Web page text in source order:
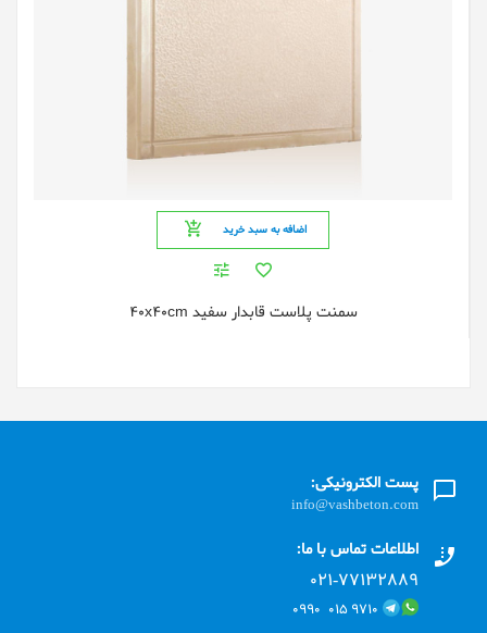
اضافه به سبد خرید
سمنت پلاست قابدار سفید 40x40cm
پست الکترونیکی:
info@vashbeton.com
اطلاعات تماس با ما:
۰۲۱-۷۷۱٣۲۸۸۹
۹۷۱۰ ۰۱۵ ۰۹۹۰